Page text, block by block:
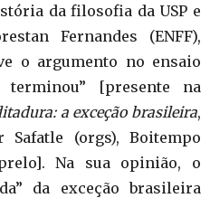
da filosofia da USP e
Fernandes (ENFF),
o argumento no ensaio
[presente na
a exceção brasileira,
(orgs), Boitempo
Na sua opinião, o
da exceção brasileira